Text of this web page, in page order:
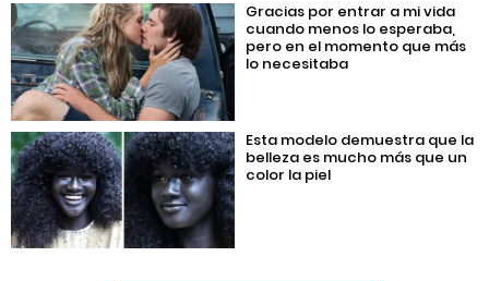
Gracias por entrar a mi vida
cuando menos lo esperaba,
pero en el momento que más
lo necesitaba
Esta modelo demuestra que la
belleza es mucho más que un
color la piel